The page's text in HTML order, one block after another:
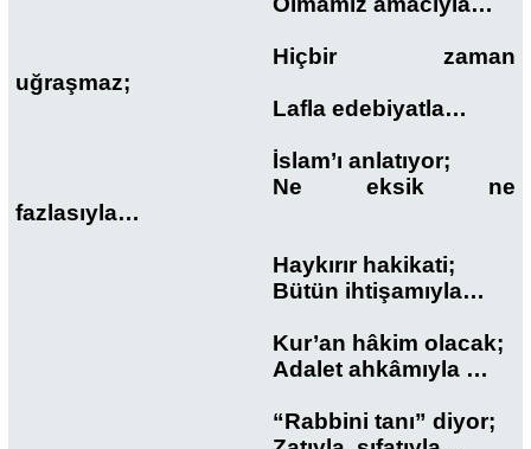
Hiçbir zaman
uğraşmaz;
Lafla edebiyatla…
İslam’ı anlatıyor;
Ne eksik ne
fazlasıyla…
Haykırır hakikati;
Bütün ihtişamıyla…
Kur’an hâkim olacak;
Adalet ahkâmıyla …
“Rabbini tanı” diyor;